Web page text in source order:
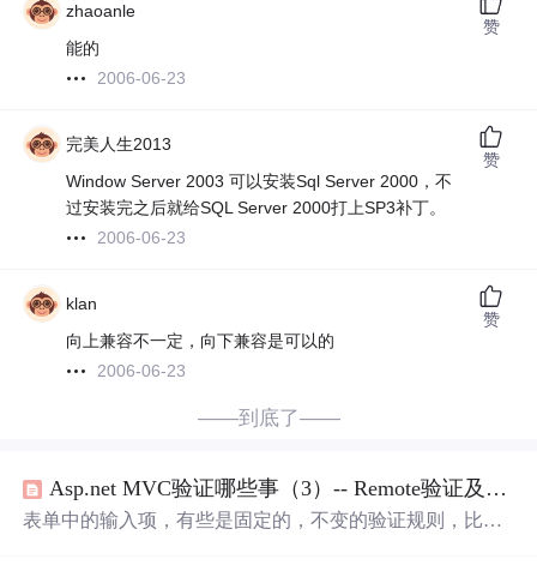
zhaoanle
能的
2006-06-23
赞
完美人生2013
Window Server 2003 可以安装Sql Server 2000，不
过安装完之后就给SQL Server 2000打上SP3补丁。
2006-06-23
赞
klan
向上兼容不一定，向下兼容是可以的
2006-06-23
赞
——到底了——
Asp.net MVC验证哪些事（3）-- Remote验证及其改进(附源码)
表单中的输入项，有些是固定的，不变的验证规则，比如